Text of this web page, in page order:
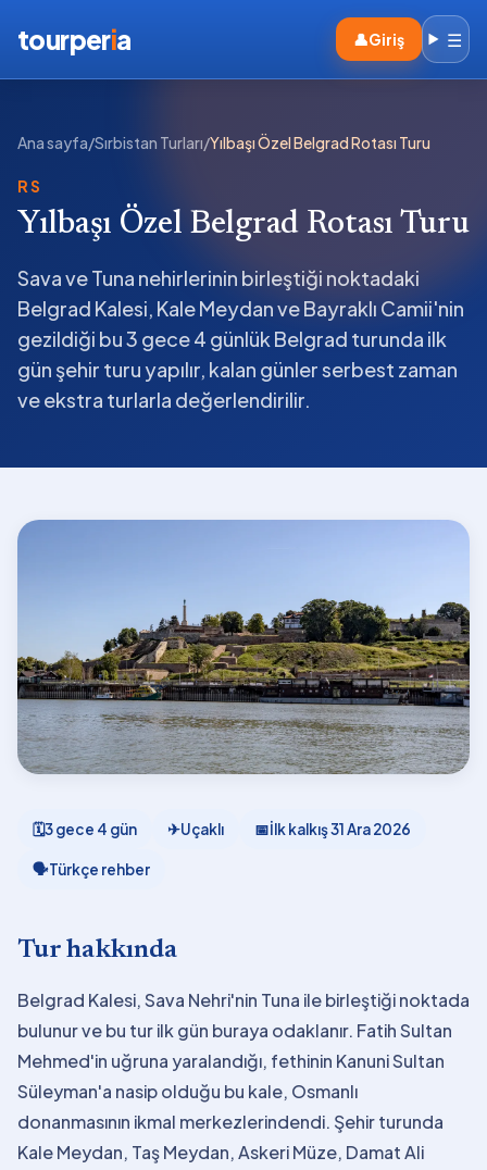
tourperia 👤Giriş ☰
Ana sayfa/Sırbistan Turları/Yılbaşı Özel Belgrad Rotası Turu
RS
Yılbaşı Özel Belgrad Rotası Turu
Sava ve Tuna nehirlerinin birleştiği noktadaki
Belgrad Kalesi, Kale Meydan ve Bayraklı Camii'nin
gezildiği bu 3 gece 4 günlük Belgrad turunda ilk
gün şehir turu yapılır, kalan günler serbest zaman
ve ekstra turlarla değerlendirilir.
🗓3 gece 4 gün ✈Uçaklı 📅İlk kalkış31 Ara 2026
🗣Türkçe rehber
Tur hakkında
Belgrad Kalesi, Sava Nehri'nin Tuna ile birleştiği noktada
bulunur ve bu tur ilk gün buraya odaklanır. Fatih Sultan
Mehmed'in uğruna yaralandığı, fethinin Kanuni Sultan
Süleyman'a nasip olduğu bu kale, Osmanlı
donanmasının ikmal merkezlerindendi. Şehir turunda
Kale Meydan, Taş Meydan, Askeri Müze, Damat Ali